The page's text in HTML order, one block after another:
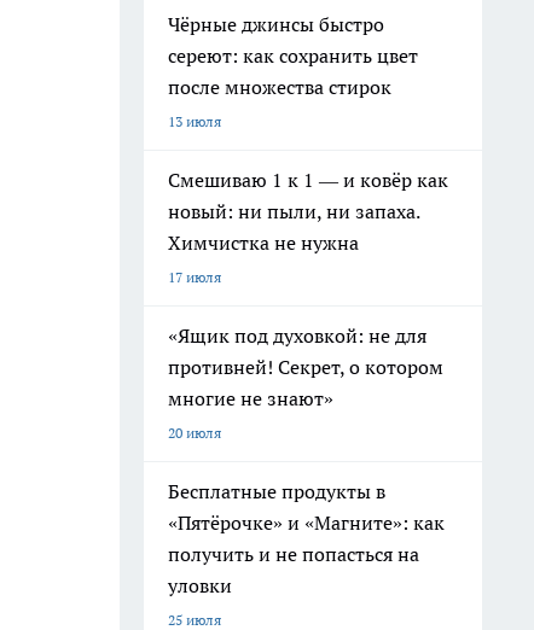
Чёрные джинсы быстро
сереют: как сохранить цвет
после множества стирок
13 июля
Смешиваю 1 к 1 — и ковёр как
новый: ни пыли, ни запаха.
Химчистка не нужна
17 июля
«Ящик под духовкой: не для
противней! Секрет, о котором
многие не знают»
20 июля
Бесплатные продукты в
«Пятёрочке» и «Магните»: как
получить и не попасться на
уловки
25 июля